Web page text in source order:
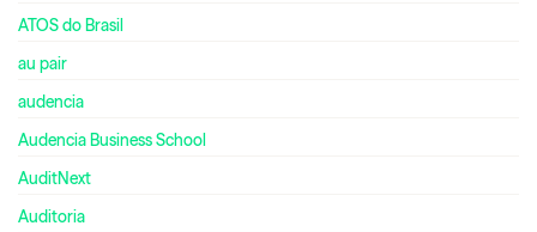
ATOS do Brasil
au pair
audencia
Audencia Business School
AuditNext
Auditoria